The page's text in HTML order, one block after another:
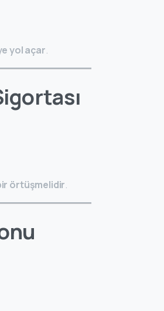
yol açar.
örtüşmelidir.